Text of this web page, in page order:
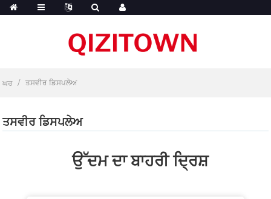
ਘਰ ਤਸਵੀਰ ਡਿਸਪਲੇਅ
ਤਸਵੀਰ ਡਿਸਪਲੇਅ
ਉੱਦਮ ਦਾ ਬਾਹਰੀ ਦ੍ਰਿਸ਼